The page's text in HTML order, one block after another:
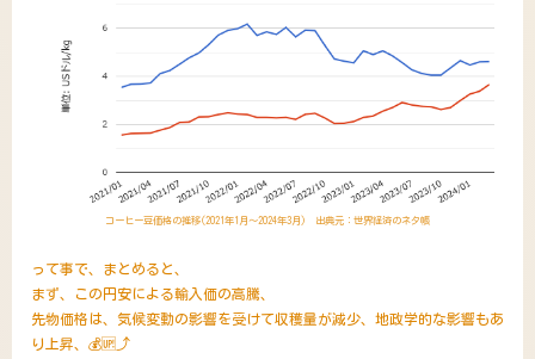
コーヒー豆価格の推移(2021年1月～2024年3月) 出典元：世界経済のネタ帳
って事で、まとめると、
まず、この円安による輸入価の高騰、
先物価格は、気候変動の影響を受けて収穫量が減少、地政学的な影響もあ
り上昇、💰️🆙⤴️